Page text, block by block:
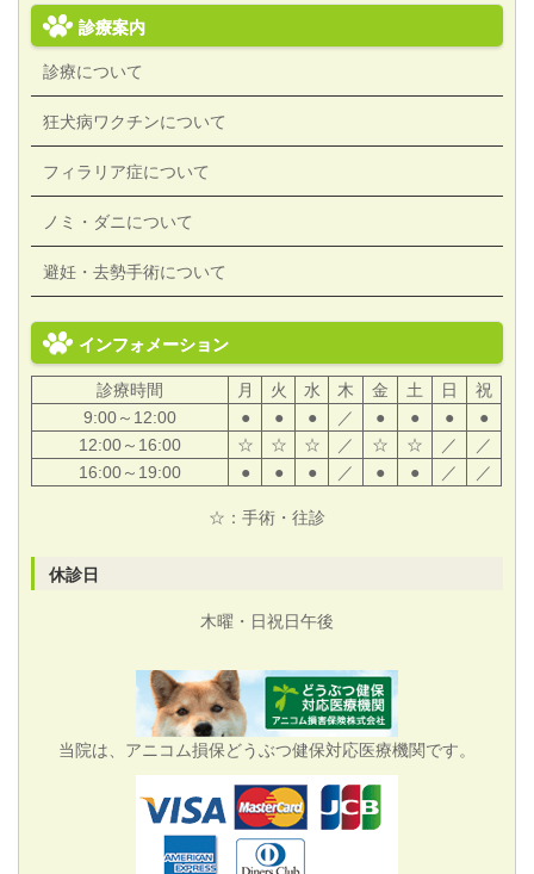
診療案内
診療について
狂犬病ワクチンについて
フィラリア症について
ノミ・ダニについて
避妊・去勢手術について
インフォメーション
診療時間 月 火 水 木 金 土 日
祝
9:00～12:00
● ● ● ／ ● ● ●
●
12:00～16:00
☆ ☆ ☆ ／ ☆ ☆ ／
／
16:00～19:00
● ● ● ／ ● ● ／ ／
☆：手術・往診
休診日
木曜・日祝日午後
当院は、アニコム損保どうぶつ健保対応医療機関です。